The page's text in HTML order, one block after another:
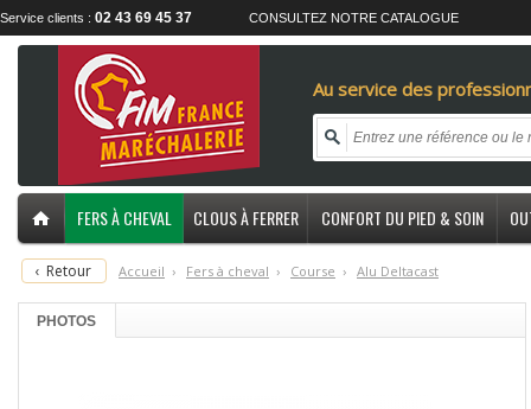
Service clients : 02 43 69 45 37 CONSULTEZ NOTRE CATALOGUE
Au service des
FERS À CHEVAL CLOUS À FERRER CONFORT DU PIED & SOIN
‹ Retour Accueil › Fers à cheval › Course › Alu Deltacast
PHOTOS